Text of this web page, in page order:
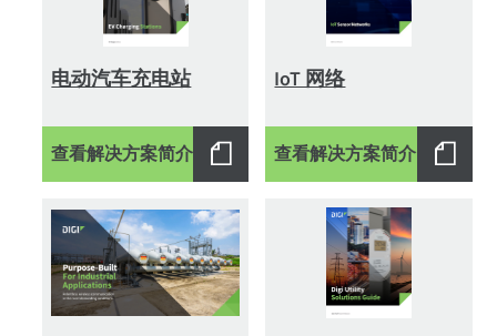
电动汽车充电站
查看解决方案简介
IoT 网络
查看解决方案简介